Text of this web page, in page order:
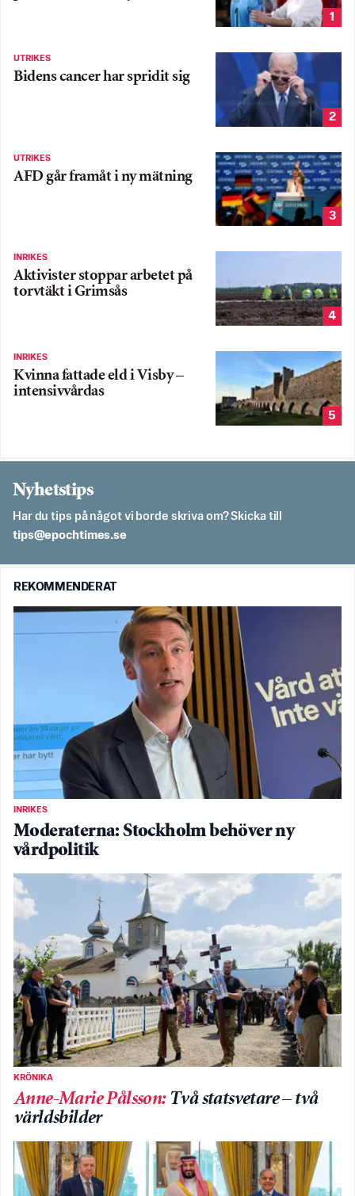
1
UTRIKES
Bidens cancer har spridit sig
2
UTRIKES
AFD går framåt i ny mätning
3
INRIKES
Aktivister stoppar arbetet på
torvtäkt i Grimsås
4
INRIKES
Kvinna fattade eld i Visby –
intensivvårdas
5
Nyhetstips
Har du tips på något vi borde skriva om? Skicka till
es.semithcope@spit
REKOMMENDERAT
INRIKES
Moderaterna: Stockholm behöver ny
vårdpolitik
KRÖNIKA
Anne-Marie Pålsson: Två statsvetare – två
världsbilder